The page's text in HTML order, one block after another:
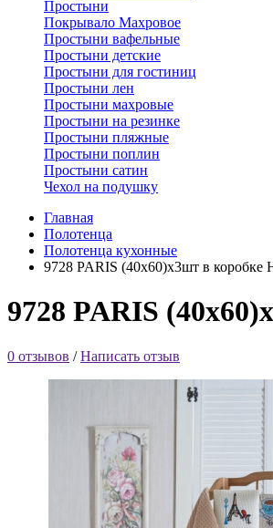
Простыни
Покрывало Махровое
Простыни вафельные
Простыни детские
Простыни для гостиниц
Простыни лен
Простыни махровые
Простыни на резинке
Простыни пляжные
Простыни поплин
Простыни сатин
Чехол на подушку
Главная
Полотенца
Полотенца кухонные
9728 PARIS (40х60)х3шт в
9728 PARIS
0 отзывов /Написать отзыв